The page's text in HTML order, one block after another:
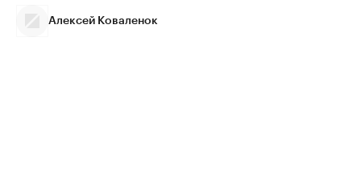
Алексей Коваленок